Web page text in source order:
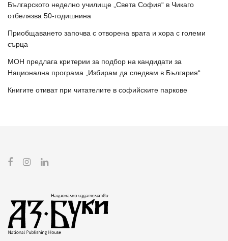
Българското неделно училище „Света София“ в Чикаго
отбелязва 50-годишнина
Приобщаването започва с отворена врата и хора с големи
сърца
МОН предлага критерии за подбор на кандидати за
Национална програма „Избирам да следвам в България“
Книгите отиват при читателите в софийските паркове